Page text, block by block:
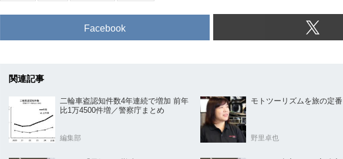
Facebook
関連記事
二輪車盗認知件数4年連続で増加 前年
比1万4500件増／警察庁まとめ
編集部
モトツーリズムを旅の定
野里卓也